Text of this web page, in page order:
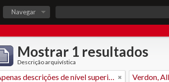
Navegar
Mostrar 1 resultados
Descrição arquivística
Apenas descrições de nível superior Verdon,